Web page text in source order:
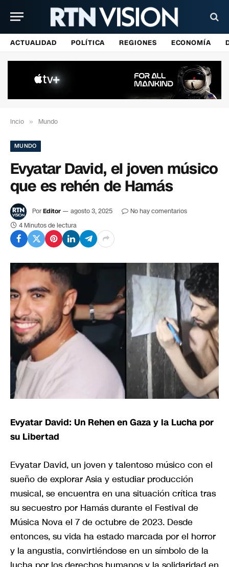
ACTUALIDAD POLÍTICA REGIONES ECONOMÍA
Incio » Mundo
MUNDO
Evyatar David, el joven músico
que es rehén de Hamás
PorEditor agosto 3, 2025
No hay comentarios
4 Minutos de lectura
Evyatar David: Un Rehen en Gaza y la Lucha por
su Libertad
Evyatar David, un joven y talentoso músico con el
sueño de explorar Asia y estudiar producción
musical, se encuentra en una situación crítica tras
su secuestro por Hamás durante el Festival de
Música Nova el 7 de octubre de 2023. Desde
entonces, su vida ha estado marcada por el horror
y la angustia, convirtiéndose en un símbolo de la